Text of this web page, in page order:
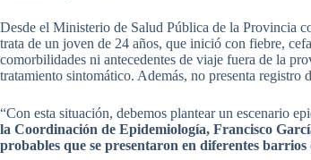
Desde el Ministerio de Salud Pública de la Provincia
trata de un joven de 24 años, que inició con fiebre,
comorbilidades ni antecedentes de viaje fuera de la
tratamiento sintomático. Además, no presenta registro
“Con esta situación, debemos plantear un escenario
la Coordinación de Epidemiología, Francisco
probables que se presentaron en diferentes